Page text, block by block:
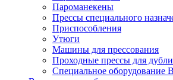
Пароманекены
Прессы специального
Приспособления
Утюги
Машины для прессования
Проходные прессы для
Специальное оборудование